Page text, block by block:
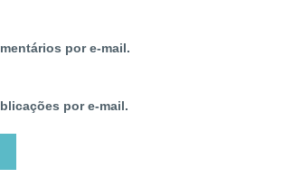
por e-mail.
por e-mail.